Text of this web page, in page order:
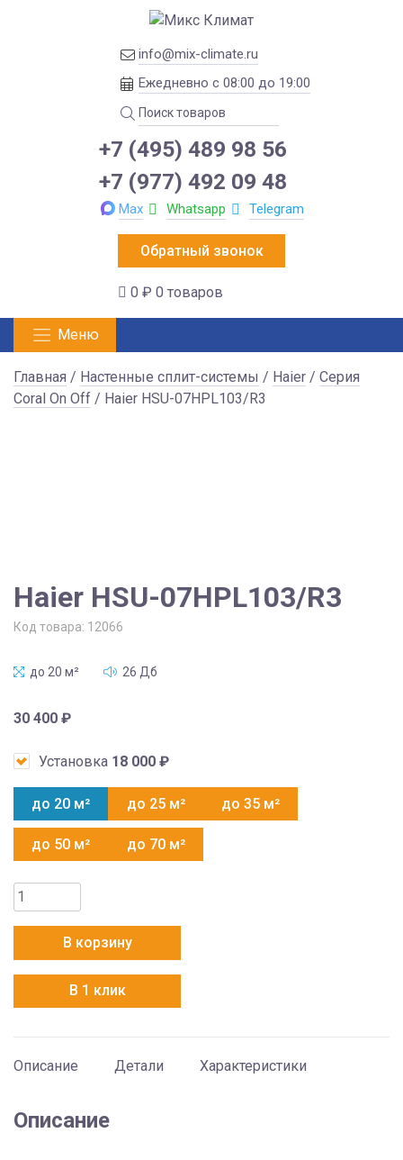
info@mix-climate.ru
Ежедневно с 08:00 до 19:00
+7 (495) 489 98 56
+7 (977) 492 09 48
Max Whatsapp Telegram
Обратный звонок
0 ₽ 0 товаров
Меню
Главная / Настенные сплит-системы / Haier / Серия
Coral On Off / Haier HSU-07HPL103/R3
Haier HSU-07HPL103/R3
Код товара: 12066
до 20 м² 26 Дб
30 400 ₽
Установка 18 000 ₽
до 20 м² до 25 м² до 35 м²
до 50 м² до 70 м²
Количество
товара
HSU-
07HPL103/R3
В корзину
В 1 клик
Описание Детали Характеристики
Описание